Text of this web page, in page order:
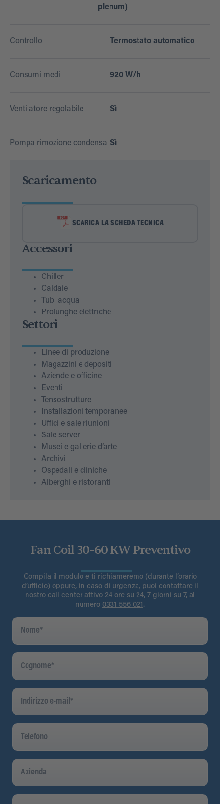
plenum)
Controllo Termostato automatico
Consumi medi 920 W/h
Ventilatore regolabile Sì
Pompa rimozione condensa Sì
Scaricamento
SCARICA LA SCHEDA TECNICA
Accessori
Chiller
Caldaie
Tubi acqua
Prolunghe elettriche
Settori
Linee di produzione
Magazzini e depositi
Aziende e officine
Eventi
Tensostrutture
Installazioni temporanee
Uffici e sale riunioni
Sale server
Musei e gallerie d’arte
Archivi
Ospedali e cliniche
Alberghi e ristoranti
Fan Coil 30-60 KW Preventivo
Compila il modulo e ti richiameremo (durante l’orario
d’ufficio) oppure, in caso di urgenza, puoi contattare il
nostro call center attivo 24 ore su 24, 7 giorni su 7, al
numero 0331 556 021 .
Nome
Cognome
Indirizzo
Telefono
Azienda
Città/Paese